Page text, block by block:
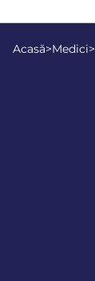
Acasă>Medici>